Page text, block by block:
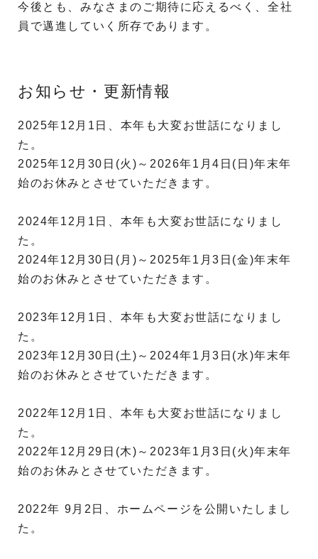
今後とも、みなさまのご期待に応えるべく、全社
員で邁進していく所存であります。
お知らせ・更新情報
2025年12月1日、本年も大変お世話になりまし
た。
2025年12月30日(火)～2026年1月4日(日)年末年
始のお休みとさせていただきます。
2024年12月1日、本年も大変お世話になりまし
た。
2024年12月30日(月)～2025年1月3日(金)年末年
始のお休みとさせていただきます。
2023年12月1日、本年も大変お世話になりまし
た。
2023年12月30日(土)～2024年1月3日(水)年末年
始のお休みとさせていただきます。
2022年12月1日、本年も大変お世話になりまし
た。
2022年12月29日(木)～2023年1月3日(火)年末年
始のお休みとさせていただきます。
2022年 9月2日、ホームページを公開いたしまし
た。